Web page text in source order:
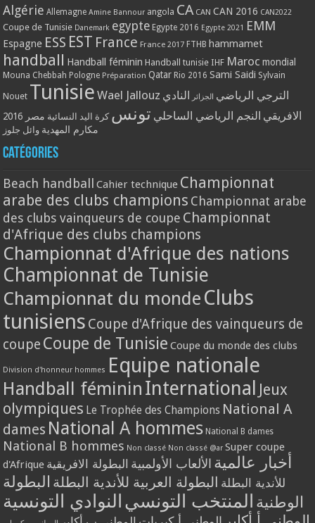
Algérie Allemagne Amine Bannour angola CA CAN CAN 2016 CAN2022
Coupe de Tunisie Danemark egypte Egypte 2016 Egypte 2021 EMM
Espagne ESS EST France France 2017 FTHB hammamet
handball Handball féminin Handball tunisie IHF Maroc mondial
Mouna Chebbah Pologne Préparation Qatar Rio 2016 Sami Saidi Sylvain
Nouet Tunisie Wael Jallouz الترجي الرياضي الجزائر النادي
الافريقي النجم الرياضي الساحلي تونس كرة اليد النسائية مصر 2016
مكارم المهدية وائل جلوز
Catégories
Beach handball Cahier technique Championnat
arabe des clubs champions Championnat arabe
des clubs vainqueurs de coupe Championnat
d'Afrique des clubs champions
Championnat d'Afrique des nations
Championnat de Tunisie
Championnat du monde Clubs
tunisiens Coupe d'Afrique des vainqueurs de
coupe Coupe de Tunisie Coupe du monde des clubs
Division d'honneur hommes Equipe nationale
Handball féminin International Jeux
olympiques Le Trophée des Champions National A
dames National A hommes National B dames
National B hommes Non classé Non classé @ar Super coupe
d'Afrique
أخبار عالمية الألعاب الأولمبية البطولة الافريقية
للأندية البطلة البطولة العربية للأندية البطلة البطولة
الوطنية المنتخب التونسي النوادي التونسية